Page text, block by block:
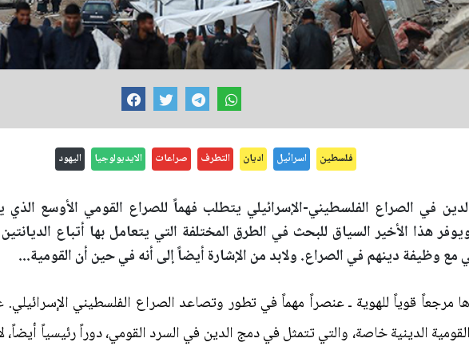
فلسطين اسرائيل اديان التطرف صراعات الايديولوجيا اليهود
في الصراع الفلسطيني-الإسرائيلي يتطلب فهماً للصراع القومي الأوسع
هذا الأخير السياق للبحث في الطرق المختلفة التي يتعامل بها أتباع
مع وظيفة دينهم في الصراع. ولابد من الإشارة أيضاً إلى أنه في حين أن القومية...
مرجعاً قوياً للهوية ـ عنصراً مهماً في تطور وتصاعد الصراع الفلسطيني
الدينية خاصة، والتي تتمثل في دمج الدين في السرد القومي، دوراً رئيسياً أيضاً،